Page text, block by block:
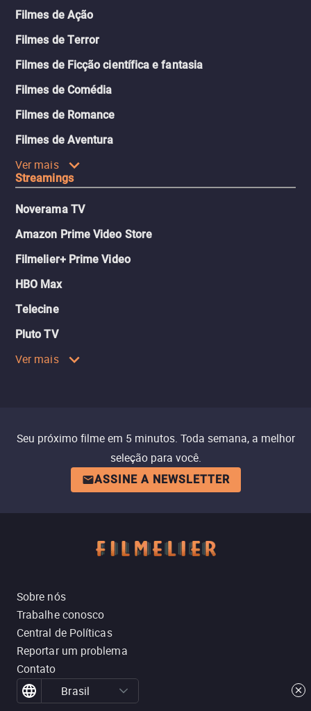
Filmes de Ação
Filmes de Terror
Filmes de Ficção científica e fantasia
Filmes de Comédia
Filmes de Romance
Filmes de Aventura
Ver mais
Streamings
Noverama TV
Amazon Prime Video Store
Filmelier+ Prime Video
HBO Max
Telecine
Pluto TV
Ver mais
Seu próximo filme em 5 minutos. Toda semana, a melhor
seleção para você.
ASSINE A NEWSLETTER
Sobre nós
Trabalhe conosco
Central de Políticas
Reportar um problema
Contato
Brasil